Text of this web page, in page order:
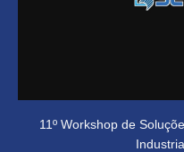
11º Workshop de